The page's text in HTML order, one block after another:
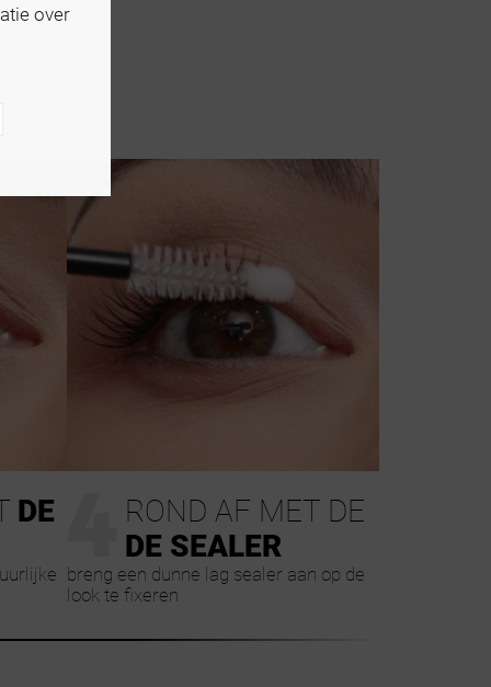
DE
ROND AF MET DE
DE SEALER
breng een dunne lag sealer aan op de
look te fixeren
over